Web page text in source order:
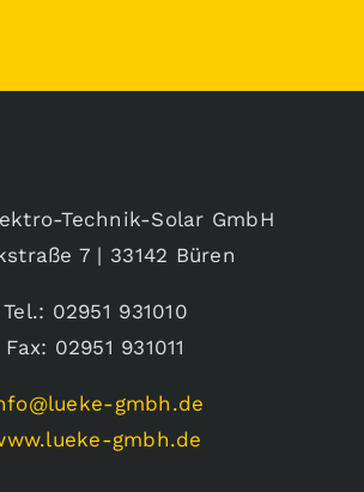
Technik-Solar GmbH
7 | 33142 Büren
Tel.: 02951 931010
Fax: 02951 931011
gmbh.de
gmbh.de